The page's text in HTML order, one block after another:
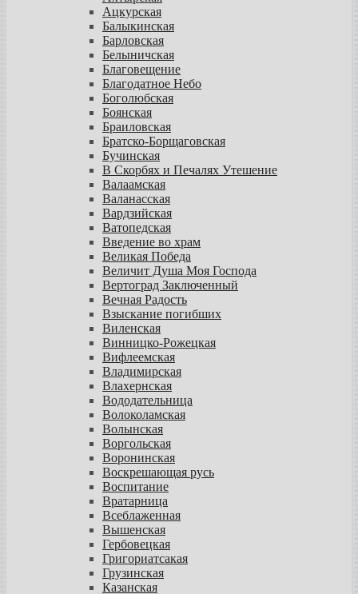
Ацкурская
Балыкинская
Барловская
Белыничская
Благовещение
Благодатное Небо
Боголюбская
Боянская
Браиловская
Братско-Борщаговская
Бучинская
В Скорбях и Печалях Утешение
Валаамская
Валанасская
Вардзийская
Ватопедская
Введение во храм
Великая Победа
Величит Душа Моя Господа
Вертоград Заключенный
Вечная Радость
Взыскание погибших
Виленская
Винницко-Рожецкая
Вифлеемская
Владимирская
Влахернская
Вододательница
Волоколамская
Волынская
Воргольская
Воронинская
Воскрешающая русь
Воспитание
Вратарница
Всеблаженная
Вышенская
Гербовецкая
Григориатсакая
Грузинская
Казанская